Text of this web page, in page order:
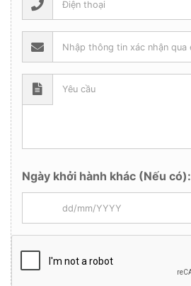
Ngày khởi hành khác (Nếu có):